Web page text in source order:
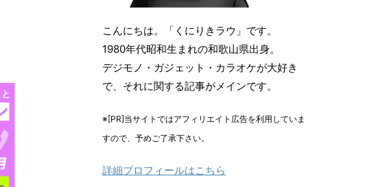
こんにちは。「くにりきラウ」です。
1980年代昭和生まれの和歌山県出身。
デジモノ・ガジェット・カラオケが大好き
で、それに関する記事がメインです。
※[PR]当サイトではアフィリエイト広告を利用していま
すので、予めご了承下さい。
詳細プロフィールはこちら